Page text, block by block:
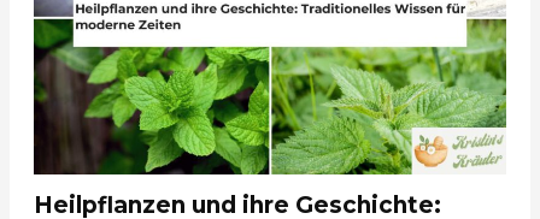
Heilpflanzen und ihre Geschichte: